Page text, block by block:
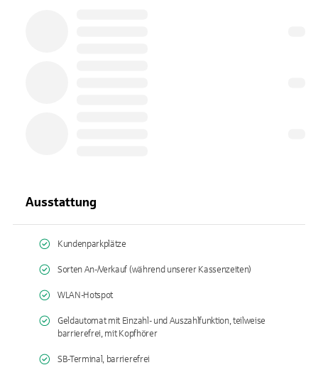
Ausstattung
Kundenparkplätze
Sorten An-/Verkauf (während unserer Kassenzeiten)
WLAN-Hotspot
Geldautomat mit Einzahl- und Auszahlfunktion, teilweise
barrierefrei, mit Kopfhörer
SB-Terminal, barrierefrei